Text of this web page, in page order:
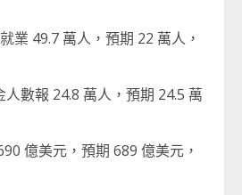
業 49.7 萬人，預期 22 萬人，
數報 24.8 萬人，預期 24.5 萬
億美元，預期 689 億美元，